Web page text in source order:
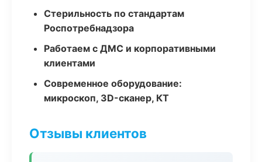
Стерильность по стандартам
Роспотребнадзора
Работаем с ДМС и корпоративными
клиентами
Современное оборудование:
микроскоп, 3D-сканер, КТ
Отзывы клиентов